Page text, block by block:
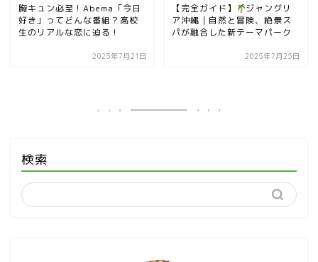
胸キュン必至！Abema「今日
好き」ってどんな番組？高校
生のリアルな恋に迫る！
2025年7月21日
【完全ガイド】
ジャングリ
ア沖縄｜自然と冒険、絶景ス
パが融合した新テーマパーク
2025年7月25日
検索